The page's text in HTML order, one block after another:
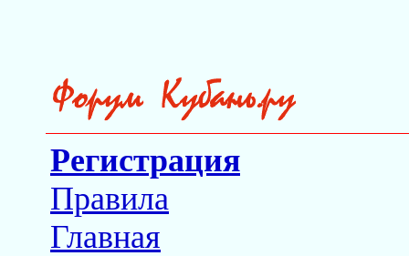
Регистрация
Правила
Главная